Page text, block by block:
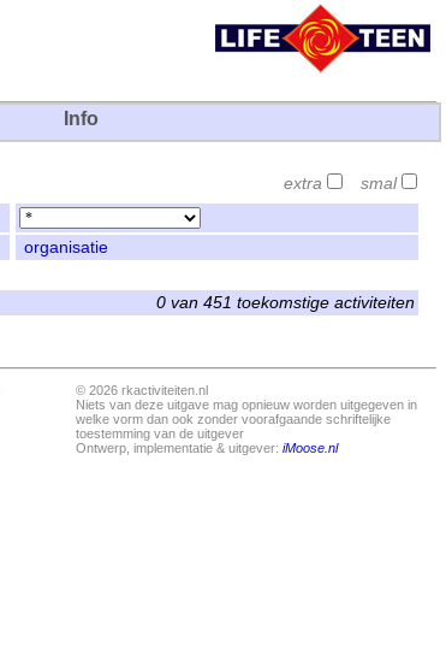
Info
extra smal
organisatie
0 van 451 toekomstige activiteiten
© 2026 rkactiviteiten.nl
Niets van deze uitgave mag opnieuw worden uitgegeven in
welke vorm dan ook zonder voorafgaande schriftelijke
toestemming van de uitgever
Ontwerp, implementatie & uitgever: iMoose.nl